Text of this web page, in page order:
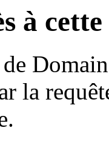
à
la